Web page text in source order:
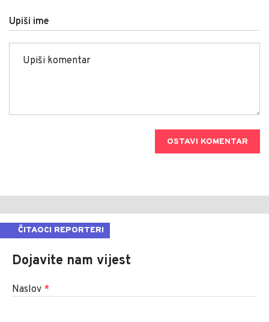
Upiši ime
OSTAVI KOMENTAR
ČITAOCI REPORTERI
Dojavite nam vijest
Naslov *